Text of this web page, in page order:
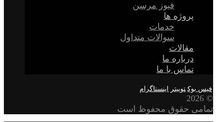
فیوز مرسن
پروژه ها
خدمات
سوالات متداول
مقالات
درباره ما
تماس با ما
فیس بوک توییتر اینستاگرام
© 2026
تمامی حقوق محفوظ است